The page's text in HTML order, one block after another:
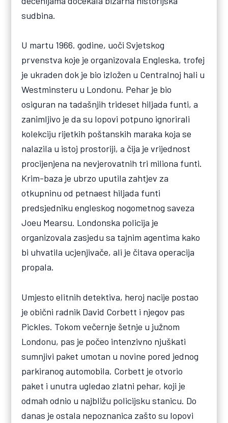
sudbina.
U martu 1966. godine, uoči Svjetskog
prvenstva koje je organizovala Engleska, trofej
je ukraden dok je bio izložen u Centralnoj hali u
Westminsteru u Londonu. Pehar je bio
osiguran na tadašnjih trideset hiljada funti, a
zanimljivo je da su lopovi potpuno ignorirali
kolekciju rijetkih poštanskih maraka koja se
nalazila u istoj prostoriji, a čija je vrijednost
procijenjena na nevjerovatnih tri miliona funti.
Krim-baza je ubrzo uputila zahtjev za
otkupninu od petnaest hiljada funti
predsjedniku engleskog nogometnog saveza
Joeu Mearsu. Londonska policija je
organizovala zasjedu sa tajnim agentima kako
bi uhvatila ucjenjivače, ali je čitava operacija
propala.
Umjesto elitnih detektiva, heroj nacije postao
je obični radnik David Corbett i njegov pas
Pickles. Tokom večernje šetnje u južnom
Londonu, pas je počeo intenzivno njuškati
sumnjivi paket umotan u novine pored jednog
parkiranog automobila. Corbett je otvorio
paket i unutra ugledao zlatni pehar, koji je
odmah odnio u najbližu policijsku stanicu. Do
danas je ostala nepoznanica zašto su lopovi